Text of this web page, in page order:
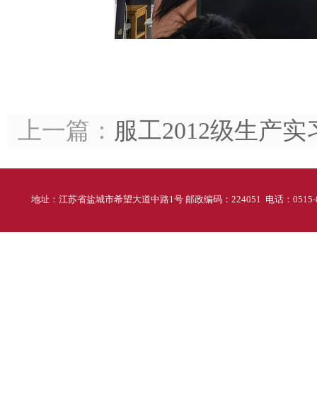
上一篇： 服工2012级生产实
地址：江苏省盐城市希望大道中路1号 邮政编码：224051 电话：